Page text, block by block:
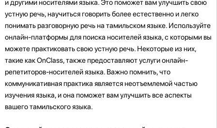
и другими носителями языка. Это поможет вам улучшить свою
устную речь, научиться говорить более естественно и легко
понимать разговорную речь на тамильском языке. Используйте
онлайн-платформы для поиска носителей языка, с которыми вы
можете практиковать свою устную речь. Некоторые из них,
такие как OnClass, также предоставляют услуги онлайн-
репетиторов-носителей языка. Важно помнить, что
коммуникативная практика является неотъемлемой частью
изучения языка, и она поможет вам улучшить все аспекты
вашего тамильского языка.